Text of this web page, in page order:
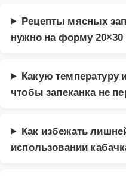
Рецепты мясных
нужно на форму
Какую температуру
чтобы запеканка не
Как избежать
использовании